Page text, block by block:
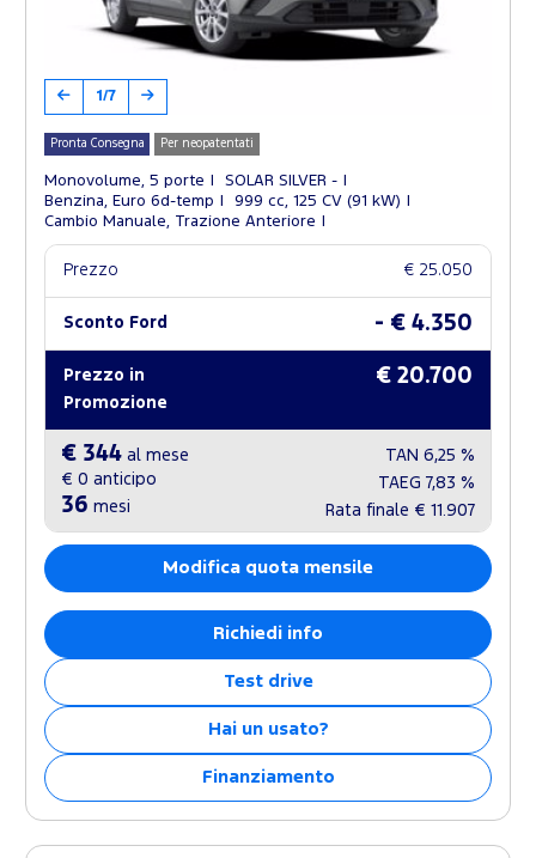
1/7
Pronta Consegna Per neopatentati
Monovolume, 5 porte
SOLAR SILVER -
Benzina, Euro 6d-temp
999 cc, 125 CV (91 kW)
Cambio Manuale, Trazione Anteriore
Prezzo € 25.050
Sconto Ford - € 4.350
Prezzo in
Promozione
€ 20.700
€ 344 al mese
€ 0 anticipo
36 mesi
TAN 6,25 %
TAEG 7,83 %
Rata finale € 11.907
Modifica quota mensile
Richiedi info
Test drive
Hai un usato?
Finanziamento